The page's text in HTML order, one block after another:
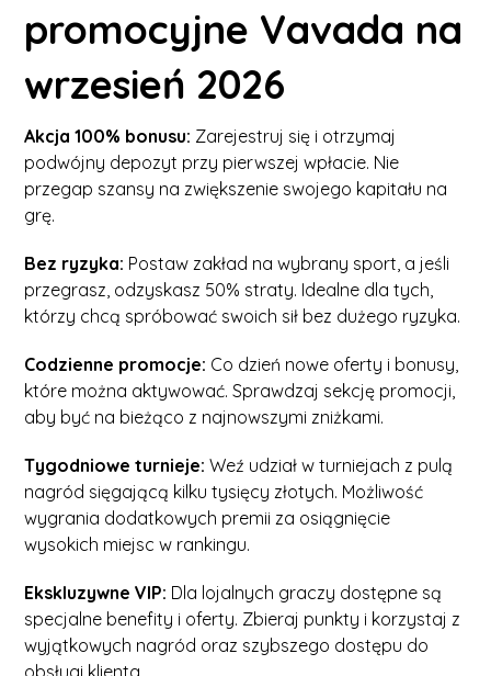
promocyjne Vavada na
wrzesień 2026
Akcja 100% bonusu: Zarejestruj się i otrzymaj
podwójny depozyt przy pierwszej wpłacie. Nie
przegap szansy na zwiększenie swojego kapitału na
grę.
Bez ryzyka: Postaw zakład na wybrany sport, a jeśli
przegrasz, odzyskasz 50% straty. Idealne dla tych,
którzy chcą spróbować swoich sił bez dużego ryzyka.
Codzienne promocje: Co dzień nowe oferty i bonusy,
które można aktywować. Sprawdzaj sekcję promocji,
aby być na bieżąco z najnowszymi zniżkami.
Tygodniowe turnieje: Weź udział w turniejach z pulą
nagród sięgającą kilku tysięcy złotych. Możliwość
wygrania dodatkowych premii za osiągnięcie
wysokich miejsc w rankingu.
Ekskluzywne VIP: Dla lojalnych graczy dostępne są
specjalne benefity i oferty. Zbieraj punkty i korzystaj z
wyjątkowych nagród oraz szybszego dostępu do
obsługi klienta.